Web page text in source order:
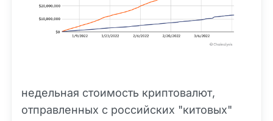
недельная стоимость криптовалют,
отправленных с российских "китовых"